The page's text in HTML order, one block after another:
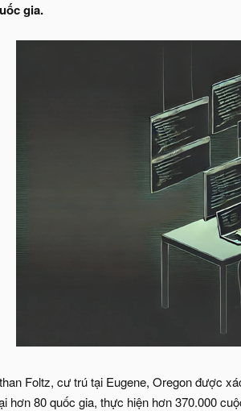
gia.
Foltz, cư trú tại Eugene, Oregon được
hơn 80 quốc gia, thực hiện hơn 370.000